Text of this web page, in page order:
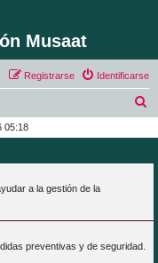
Musaat
Identificarse
Registrarse
c
05:18
a la gestión de la
preventivas y de seguridad.